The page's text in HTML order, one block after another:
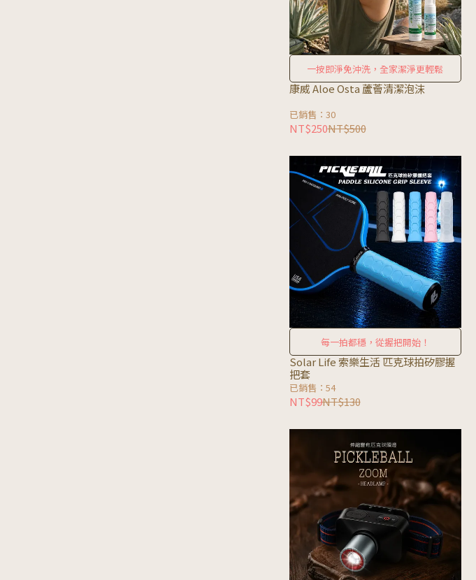
一按即淨免沖洗，全家潔淨更輕鬆
康威 Aloe Osta 蘆薈清潔泡沫
已銷售：30
NT$250NT$500
每一拍都穩，從握把開始！
Solar Life 索樂生活 匹克球拍矽膠握
把套
已銷售：54
NT$99NT$130